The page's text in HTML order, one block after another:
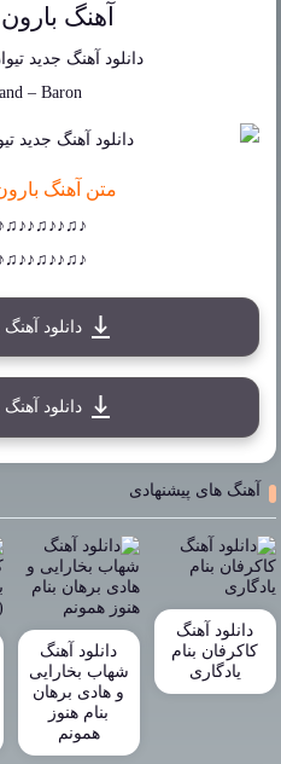
آهنگ
دانلود آهنگ جدید
– Baron
متن آهنگ
دانلود آهنگ
دانلود آهنگ
آهنگ های پیشنهادی
دانلود آهنگ
کاکرفان بنام
یادگاری
دانلود آهنگ
شهاب بخارایی
و هادی برهان
بنام هنوز
همونم